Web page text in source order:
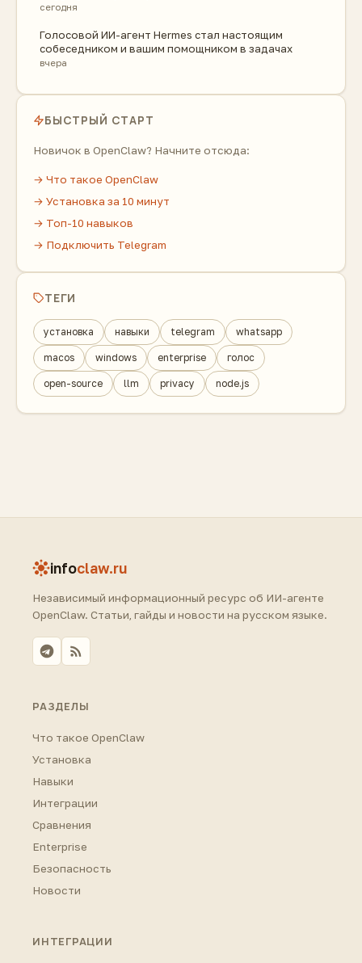
сегодня
Голосовой ИИ-агент Hermes стал настоящим
собеседником и вашим помощником в задачах
вчера
БЫСТРЫЙ СТАРТ
Новичок в OpenClaw? Начните отсюда:
→ Что такое OpenClaw
→ Установка за 10 минут
→ Топ-10 навыков
→ Подключить Telegram
ТЕГИ
установка навыки telegram whatsapp
macos windows enterprise голос
open-source llm privacy node.js
infoclaw.ru
Независимый информационный ресурс об ИИ-агенте
OpenClaw. Статьи, гайды и новости на русском языке.
РАЗДЕЛЫ
Что такое OpenClaw
Установка
Навыки
Интеграции
Сравнения
Enterprise
Безопасность
Новости
ИНТЕГРАЦИИ